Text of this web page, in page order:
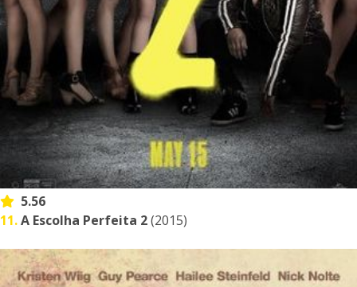
5.56
11.A Escolha Perfeita 2(2015)